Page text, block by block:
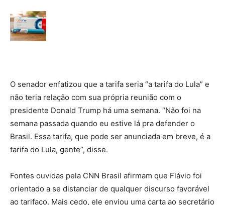
O senador enfatizou que a tarifa seria “a tarifa do Lula” e
não teria relação com sua própria reunião com o
presidente Donald Trump há uma semana. “Não foi na
semana passada quando eu estive lá pra defender o
Brasil. Essa tarifa, que pode ser anunciada em breve, é a
tarifa do Lula, gente”, disse.
Fontes ouvidas pela CNN Brasil afirmam que Flávio foi
orientado a se distanciar de qualquer discurso favorável
ao tarifaço. Mais cedo, ele enviou uma carta ao secretário